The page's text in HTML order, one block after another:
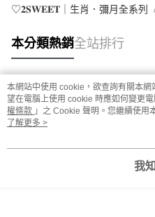
♡𝟐𝐒𝐖𝐄𝐄𝐓｜生肖．彌月全系列
本分類熱銷全站排行
熱門標籤
本網站中使用 cookie，欲查詢有關本
望在電腦上使用 cookie 時應如何變更
權條款 」之 Cookie 聲明。您繼續使用
用條款之 Cookie 聲明使用 cookie。
了解更多 >
我